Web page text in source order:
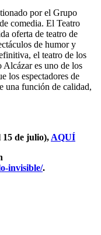
por el Grupo
comedia. El Teatro
oferta de teatro de
de humor y
el teatro de los
Alcázar es uno de los
los espectadores de
una función de calidad,
de julio),AQUÍ
invisible/.